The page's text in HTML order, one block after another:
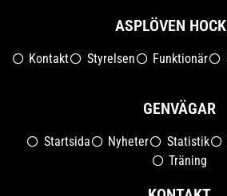
ASPLÖVEN
Kontakt Styrelsen Funktionär
GENVÄGAR
Startsida Nyheter Statistik
Träning